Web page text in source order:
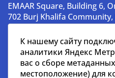
EMAAR Square, Building 6,
702 Burj Khalifa
lead@nikoliers-global.com
К нашему сайту
аналитики Яндекс
вас о сборе
местоположение) для